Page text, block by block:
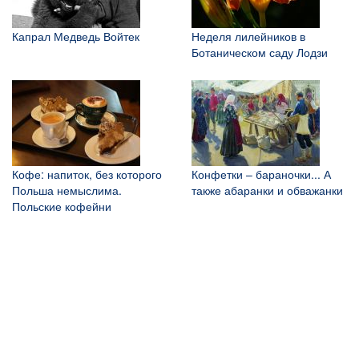
Капрал Медведь Войтек
Неделя лилейников в
Ботаническом саду Лодзи
Кофе: напиток, без которого
Польша немыслима.
Польские кофейни
Конфетки – бараночки... А
также абаранки и обважанки